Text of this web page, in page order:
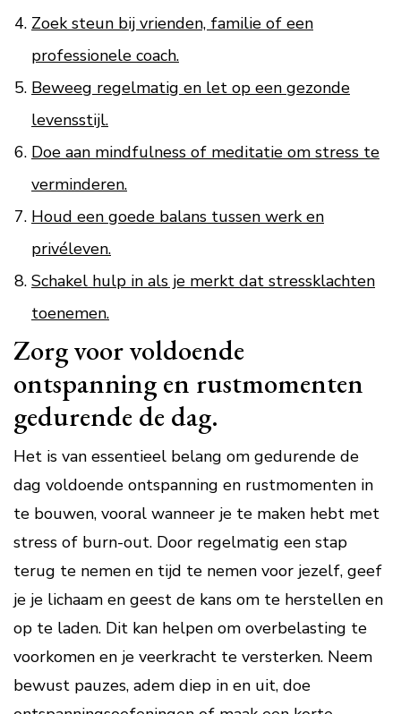
Zoek steun bij vrienden, familie of een
professionele coach.
Beweeg regelmatig en let op een gezonde
levensstijl.
Doe aan mindfulness of meditatie om stress te
verminderen.
Houd een goede balans tussen werk en
privéleven.
Schakel hulp in als je merkt dat stressklachten
toenemen.
Zorg voor voldoende
ontspanning en rustmomenten
gedurende de dag.
Het is van essentieel belang om gedurende de
dag voldoende ontspanning en rustmomenten in
te bouwen, vooral wanneer je te maken hebt met
stress of burn-out. Door regelmatig een stap
terug te nemen en tijd te nemen voor jezelf, geef
je je lichaam en geest de kans om te herstellen en
op te laden. Dit kan helpen om overbelasting te
voorkomen en je veerkracht te versterken. Neem
bewust pauzes, adem diep in en uit, doe